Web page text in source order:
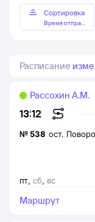
Сортировка
Время
Расписание
13:12
Рассохин А.М.
пт, сб, вс
№ 538 ост.
Маршрут